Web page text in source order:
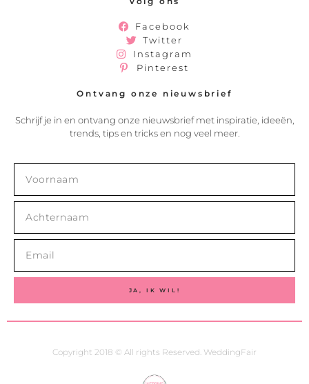
Facebook
Twitter
Instagram
Pinterest
Ontvang onze nieuwsbrief
Schrijf je in en ontvang onze nieuwsbrief met inspiratie, ideeën,
trends, tips en tricks en nog veel meer.
JA, IK WIL!
Copyright 2018 © All rights Reserved. WeddingFair